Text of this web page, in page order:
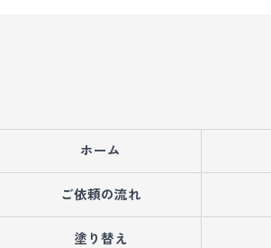
ホーム
ご依頼の流れ
塗り替え